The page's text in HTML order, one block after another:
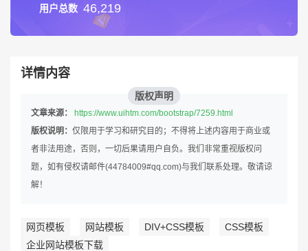
用户总数 46,219
详情内容
版权声明
文章来源：
https://www.uihtm.com/bootstrap/7259.html
版权说明： 仅限用于学习和研究目的；不得将上述内容用于商业或
者非法用途，否则，一切后果请用户自负。我们非常重视版权问
题，如有侵权请邮件(44784009#qq.com)与我们联系处理。敬请谅
解！
网页模板 网站模板 DIV+CSS模板
CSS模板
企业网站模板下载